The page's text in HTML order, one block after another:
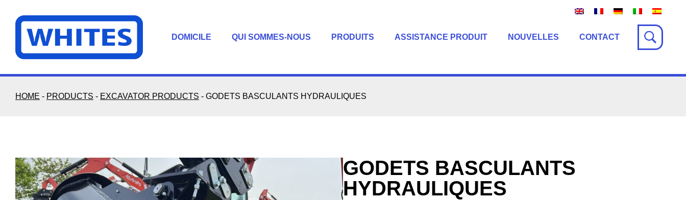
content
DOMICILE
QUI SOMMES-NOUS PRODUITS ASSISTANCE PRODUIT NOUVELLES CONTACT
HOME - PRODUCTS - EXCAVATOR PRODUCTS - GODETS BASCULANTS HYDRAULIQUES
GODETS BASCULANTS
HYDRAULIQUES